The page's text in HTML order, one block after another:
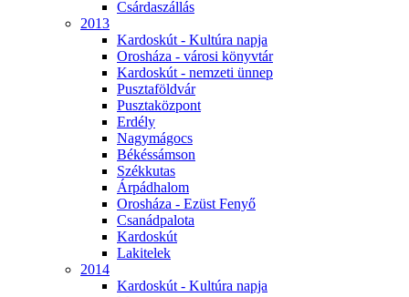
Csárdaszállás
2013
Kardoskút - Kultúra napja
Orosháza - városi könyvtár
Kardoskút - nemzeti ünnep
Pusztaföldvár
Pusztaközpont
Erdély
Nagymágocs
Békéssámson
Székkutas
Árpádhalom
Orosháza - Ezüst Fenyő
Csanádpalota
Kardoskút
Lakitelek
2014
Kardoskút - Kultúra napja